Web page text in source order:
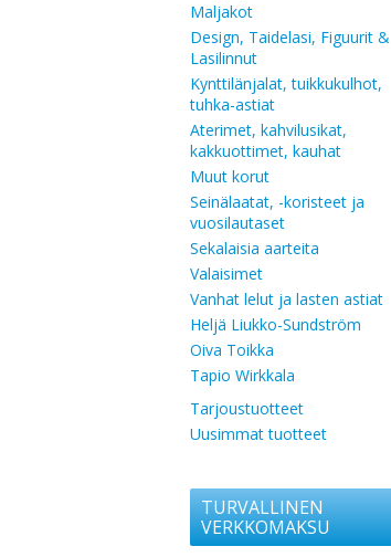
Maljakot
Design, Taidelasi, Figuurit &
Lasilinnut
Kynttilänjalat, tuikkukulhot,
tuhka-astiat
Aterimet, kahvilusikat,
kakkuottimet, kauhat
Muut korut
Seinälaatat, -koristeet ja
vuosilautaset
Sekalaisia aarteita
Valaisimet
Vanhat lelut ja lasten astiat
Heljä Liukko-Sundström
Oiva Toikka
Tapio Wirkkala
Tarjoustuotteet
Uusimmat tuotteet
TURVALLINEN
VERKKOMAKSU